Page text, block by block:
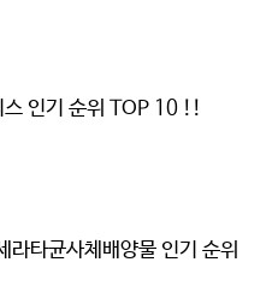
스 인기 순위 TOP 10 !!
라타균사체배양물 인기 순위